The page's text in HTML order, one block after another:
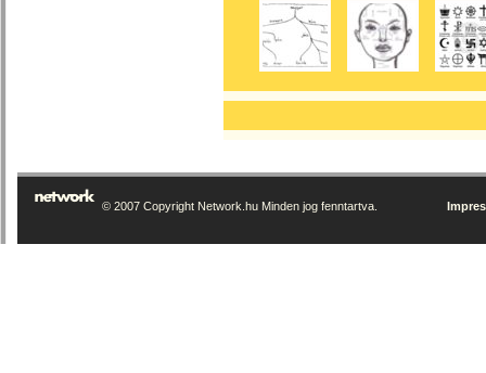
© 2007 Copyright Network.hu Minden jog fenntartva.